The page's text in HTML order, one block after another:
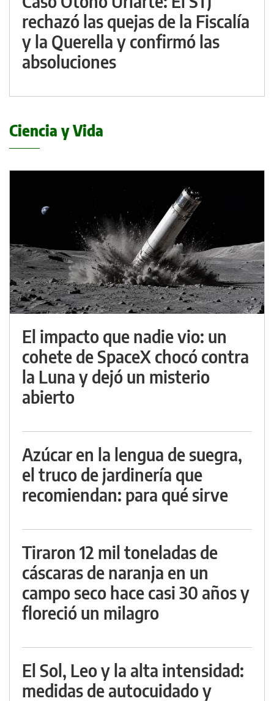
rechazó las quejas de la Fiscalía
y la Querella y confirmó las
absoluciones
Ciencia y Vida
El impacto que nadie vio: un
cohete de SpaceX chocó contra
la Luna y dejó un misterio
abierto
Azúcar en la lengua de suegra,
el truco de jardinería que
recomiendan: para qué sirve
Tiraron 12 mil toneladas de
cáscaras de naranja en un
campo seco hace casi 30 años y
floreció un milagro
El Sol, Leo y la alta intensidad:
medidas de autocuidado y